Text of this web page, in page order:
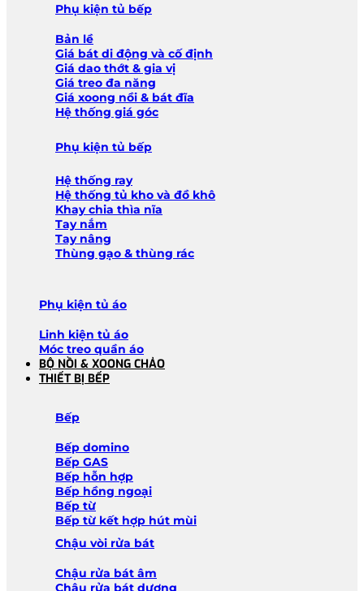
Phụ kiện tủ bếp
Bản lề
Giá bát di động và cố định
Giá dao thớt & gia vị
Giá treo đa năng
Giá xoong nồi & bát đĩa
Hệ thống giá góc
Phụ kiện tủ bếp
Hệ thống ray
Hệ thống tủ kho và đồ khô
Khay chia thìa nĩa
Tay nắm
Tay nâng
Thùng gạo & thùng rác
Phụ kiện tủ áo
Linh kiện tủ áo
Móc treo quần áo
BỘ NỒI & XOONG CHẢO
THIẾT BỊ BẾP
Bếp
Bếp domino
Bếp GAS
Bếp hỗn hợp
Bếp hồng ngoại
Bếp từ
Bếp từ kết hợp hút mùi
Chậu vòi rửa bát
Chậu rửa bát âm
Chậu rửa bát dương